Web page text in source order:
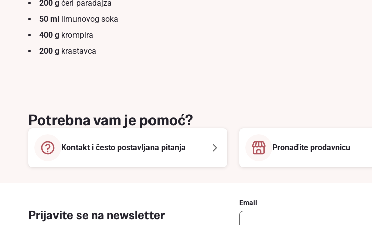
200 g čeri paradajza
50 ml limunovog soka
400 g krompira
200 g krastavca
Potrebna vam je pomoć?
Kontakt i često postavljana pitanja Pronađite prodavnicu
Prijavite se na newsletter
Email